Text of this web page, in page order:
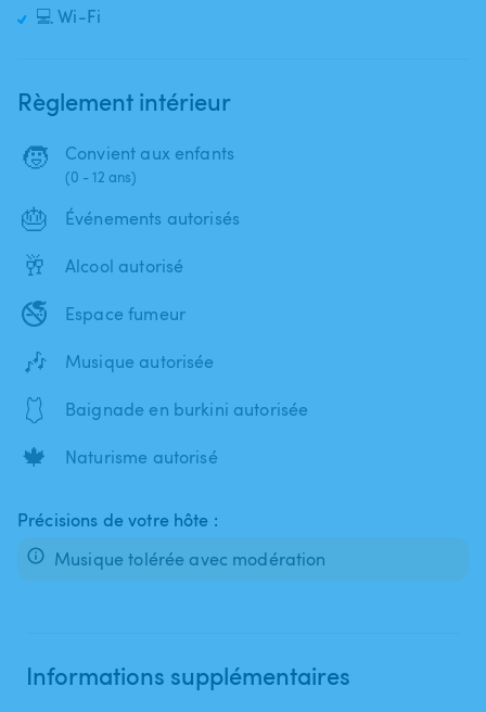
💻 Wi-Fi
Règlement intérieur
🧒 Convient aux enfants
(0 - 12 ans)
🎂 Événements autorisés
🥂 Alcool autorisé
🚭 Espace fumeur
🎶 Musique autorisée
🩱 Baignade en burkini autorisée
🍁 Naturisme autorisé
Précisions de votre hôte :
Musique tolérée avec modération
Informations supplémentaires